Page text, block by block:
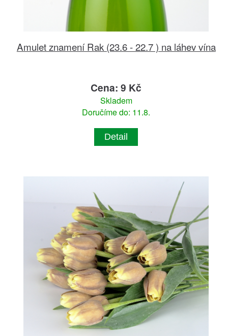
Amulet znamení Rak (23.6 - 22.7 ) na láhev vína
Cena: 9 Kč
Skladem
Doručíme do: 11.8.
Detail